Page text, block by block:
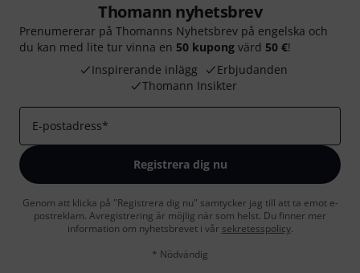
Thomann nyhetsbrev
Prenumererar på Thomanns Nyhetsbrev på engelska och
du kan med lite tur vinna en 50 kupong värd 50 €!
Inspirerande inlägg
Erbjudanden
Thomann Insikter
E-postadress*
Registrera dig nu
Genom att klicka på "Registrera dig nu" samtycker jag till att ta emot e-
postreklam. Avregistrering är möjlig när som helst. Du finner mer
information om nyhetsbrevet i vår sekretesspolicy.
* Nödvändig